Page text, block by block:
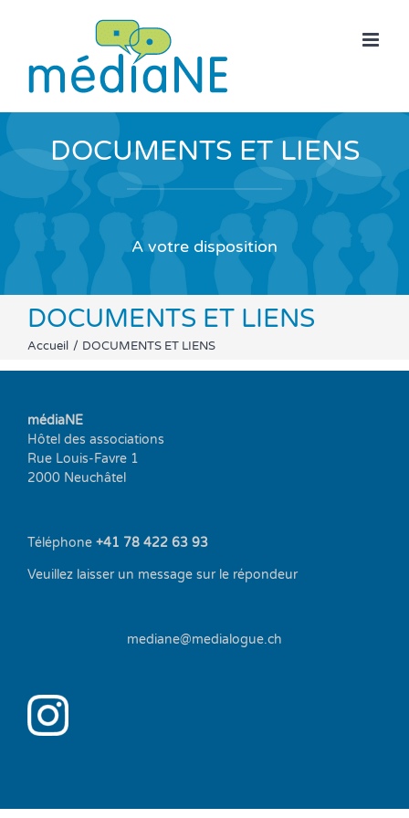
DOCUMENTS ET LIENS
A votre disposition
DOCUMENTS ET LIENS
Accueil DOCUMENTS ET LIENS
médiaNE
Hôtel des associations
Rue Louis-Favre 1
2000 Neuchâtel
Téléphone +41 78 422 63 93
Veuillez laisser un message sur le répondeur
mediane@medialogue.ch